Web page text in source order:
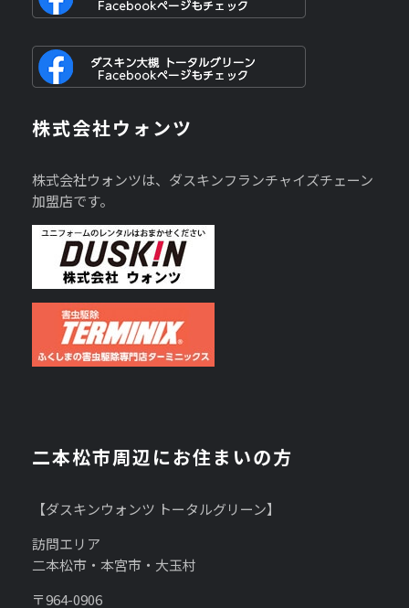
株式会社ウォンツ
株式会社ウォンツは、ダスキンフランチャイズチェーン
加盟店です。
二本松市周辺にお住まいの方
【ダスキンウォンツ トータルグリーン】
訪問エリア
二本松市・本宮市・大玉村
〒964-0906